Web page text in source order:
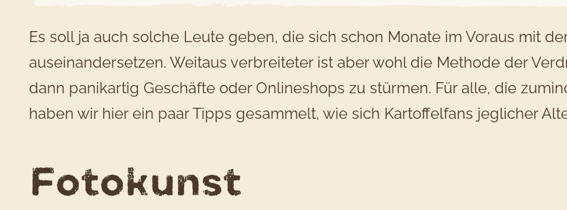
Es soll ja auch solche Leute geben, die sich schon Monate im Voraus mit
auseinandersetzen. Weitaus verbreiteter ist aber wohl die Methode der
dann panikartig Geschäfte oder Onlineshops zu stürmen. Für alle, die
haben wir hier ein paar Tipps gesammelt, wie sich Kartoffelfans jeglicher
Fotokunst